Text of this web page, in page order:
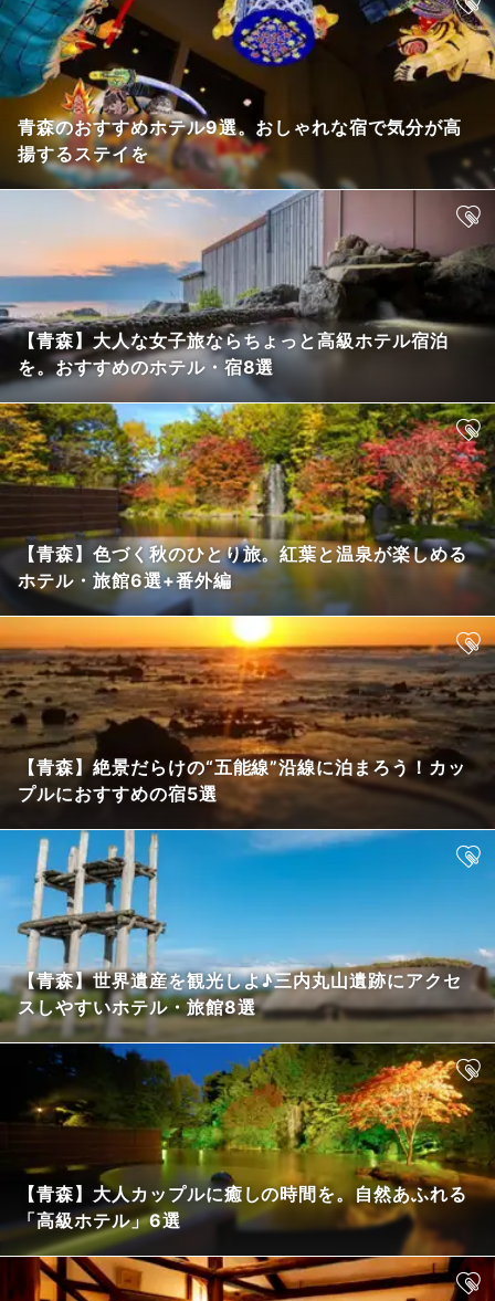
青森のおすすめホテル9選。おしゃれな宿で気分が高
揚するステイを
【青森】大人な女子旅ならちょっと高級ホテル宿泊
を。おすすめのホテル・宿8選
【青森】色づく秋のひとり旅。紅葉と温泉が楽しめる
ホテル・旅館6選+番外編
【青森】絶景だらけの“五能線”沿線に泊まろう！カッ
プルにおすすめの宿5選
【青森】世界遺産を観光しよ♪三内丸山遺跡にアクセ
スしやすいホテル・旅館8選
【青森】大人カップルに癒しの時間を。自然あふれる
「高級ホテル」6選